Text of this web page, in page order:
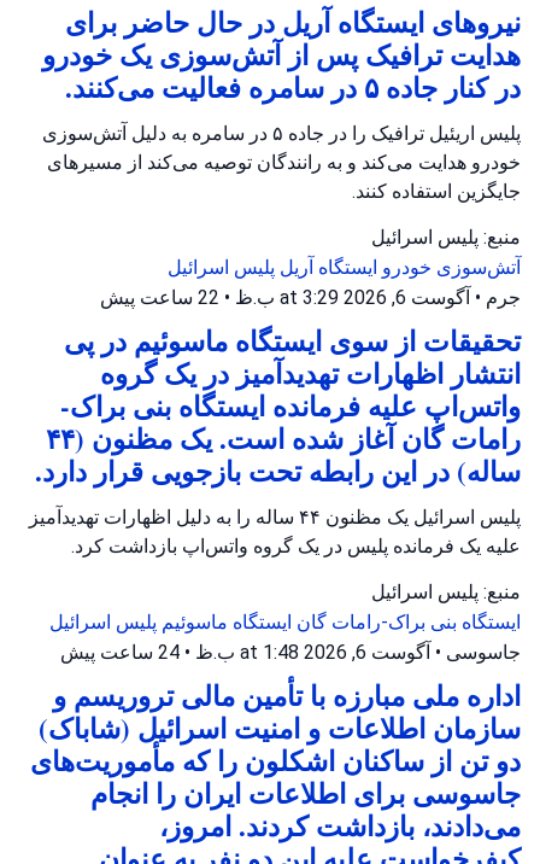
نیروهای ایستگاه آریل در حال حاضر برای
هدایت ترافیک پس از آتش‌سوزی یک خودرو
در کنار جاده ۵ در سامره فعالیت می‌کنند.
پلیس اریئیل ترافیک را در جاده ۵ در سامره به دلیل آتش‌سوزی
خودرو هدایت می‌کند و به رانندگان توصیه می‌کند از مسیرهای
جایگزین استفاده کنند.
منبع: پلیس اسرائیل
آتش‌سوزی خودرو ایستگاه آریل پلیس اسرائیل
جرم • آگوست 6, 2026 at 3:29 ب.ظ • 22 ساعت پیش
تحقیقات از سوی ایستگاه ماسوئیم در پی
انتشار اظهارات تهدیدآمیز در یک گروه
واتس‌اپ علیه فرمانده ایستگاه بنی براک-
رامات گان آغاز شده است. یک مظنون (۴۴
ساله) در این رابطه تحت بازجویی قرار دارد.
پلیس اسرائیل یک مظنون ۴۴ ساله را به دلیل اظهارات تهدیدآمیز
علیه یک فرمانده پلیس در یک گروه واتس‌اپ بازداشت کرد.
منبع: پلیس اسرائیل
ایستگاه بنی براک-رامات گان ایستگاه ماسوئیم پلیس اسرائیل
جاسوسی • آگوست 6, 2026 at 1:48 ب.ظ • 24 ساعت پیش
اداره ملی مبارزه با تأمین مالی تروریسم و
سازمان اطلاعات و امنیت اسرائیل (شاباک)
دو تن از ساکنان اشکلون را که مأموریت‌های
جاسوسی برای اطلاعات ایران را انجام
می‌دادند، بازداشت کردند. امروز،